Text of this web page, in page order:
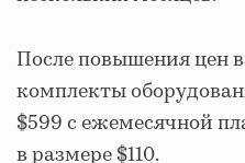
После повышения цен
комплекты
$599 с ежемесячной
в размере $110.